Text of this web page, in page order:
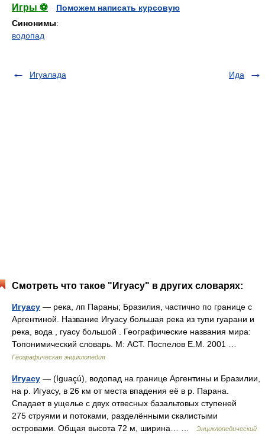
Игры ⚽
Поможем написать курсовую
Синонимы:
водопад
Игуалада Ида
Смотреть что такое "Игуасу" в других словарях:
Игуасу — река, лп Параны; Бразилия, частично по границе с
Аргентиной. Название Игуасу большая река из тупи гуарани и
река, вода , гуасу большой . Географические названия мира:
Топонимический словарь. М: АСТ. Поспелов Е.М. 2001 …
Географическая энциклопедия
Игуасу — (Iguaçú), водопад на границе Аргентины и Бразилии,
на р. Игуасу, в 26 км от места впадения её в р. Парана.
Спадает в ущелье с двух отвесных базальтовых ступеней
275 струями и потоками, разделёнными скалистыми
островами. Общая высота 72 м, ширина… …
Энциклопедический